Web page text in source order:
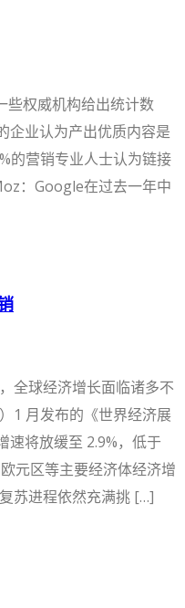
些权威机构给出统计数
业认为产出优质内容是
的营销专业人士认为链接
：Google在过去一年中
全球经济增长面临诸多不
1 月发布的《世界经济展
速将放缓至 2.9%，低于
元区等主要经济体经济增
苏进程依然充满挑 […]